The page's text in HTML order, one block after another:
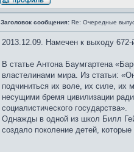
Заголовок сообщения: Re: Очередные
2013.12.09. Намечен к выходу 672-
В статье Антона Баумгартена
властелинами мира. Из статьи:
подчиниться их воле, их силе, их
несущими бремя цивилизации
социалистического государства».
Однажды в одной из школ Билл
создало поколение детей,